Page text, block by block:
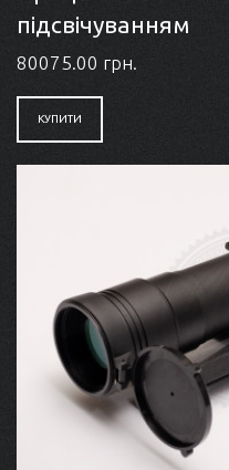
підсвічуванням
80075.00 грн.
КУПИТИ